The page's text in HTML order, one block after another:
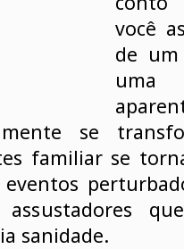
você
de
se
familiar se
sanidade.